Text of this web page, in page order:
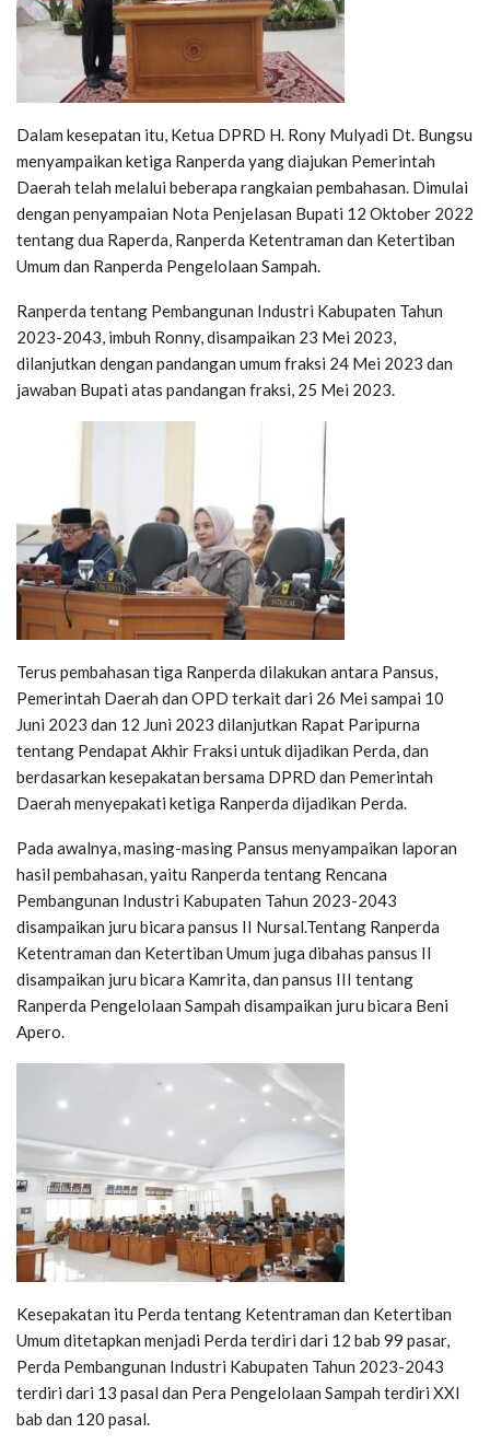
Dalam kesepatan itu, Ketua DPRD H. Rony Mulyadi Dt. Bungsu
menyampaikan ketiga Ranperda yang diajukan Pemerintah
Daerah telah melalui beberapa rangkaian pembahasan. Dimulai
dengan penyampaian Nota Penjelasan Bupati 12 Oktober 2022
tentang dua Raperda, Ranperda Ketentraman dan Ketertiban
Umum dan Ranperda Pengelolaan Sampah.
Ranperda tentang Pembangunan Industri Kabupaten Tahun
2023-2043, imbuh Ronny, disampaikan 23 Mei 2023,
dilanjutkan dengan pandangan umum fraksi 24 Mei 2023 dan
jawaban Bupati atas pandangan fraksi, 25 Mei 2023.
Terus pembahasan tiga Ranperda dilakukan antara Pansus,
Pemerintah Daerah dan OPD terkait dari 26 Mei sampai 10
Juni 2023 dan 12 Juni 2023 dilanjutkan Rapat Paripurna
tentang Pendapat Akhir Fraksi untuk dijadikan Perda, dan
berdasarkan kesepakatan bersama DPRD dan Pemerintah
Daerah menyepakati ketiga Ranperda dijadikan Perda.
Pada awalnya, masing-masing Pansus menyampaikan laporan
hasil pembahasan, yaitu Ranperda tentang Rencana
Pembangunan Industri Kabupaten Tahun 2023-2043
disampaikan juru bicara pansus II Nursal.Tentang Ranperda
Ketentraman dan Ketertiban Umum juga dibahas pansus II
disampaikan juru bicara Kamrita, dan pansus III tentang
Ranperda Pengelolaan Sampah disampaikan juru bicara Beni
Apero.
Kesepakatan itu Perda tentang Ketentraman dan Ketertiban
Umum ditetapkan menjadi Perda terdiri dari 12 bab 99 pasar,
Perda Pembangunan Industri Kabupaten Tahun 2023-2043
terdiri dari 13 pasal dan Pera Pengelolaan Sampah terdiri XXI
bab dan 120 pasal.